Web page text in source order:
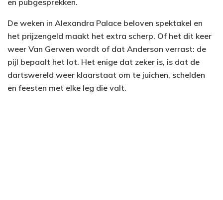
en pubgesprekken.
De weken in Alexandra Palace beloven spektakel en
het prijzengeld maakt het extra scherp. Of het dit keer
weer Van Gerwen wordt of dat Anderson verrast: de
pijl bepaalt het lot. Het enige dat zeker is, is dat de
dartswereld weer klaarstaat om te juichen, schelden
en feesten met elke leg die valt.